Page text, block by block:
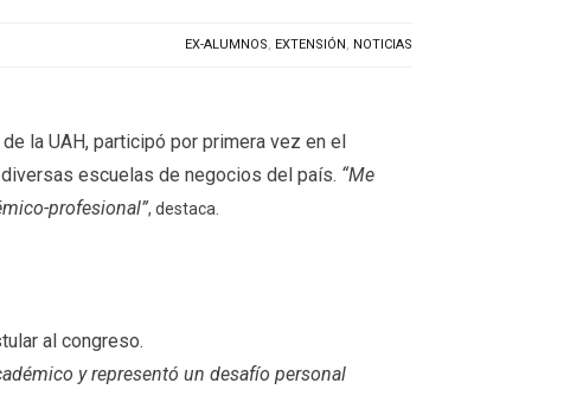
EX-ALUMNOS, EXTENSIÓN, NOTICIAS
la UAH, participó por primera vez en el
escuelas de negocios del país. “Me
profesional”, destaca.
al congreso.
y representó un desafío personal